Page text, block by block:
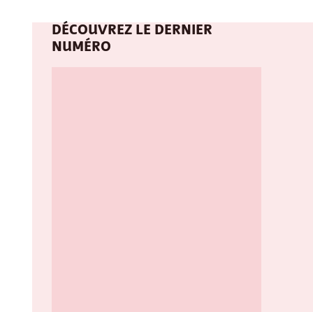
DÉCOUVREZ LE DERNIER
NUMÉRO